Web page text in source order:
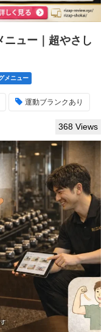
ニュー｜超やさし
メニュー
運動ブランクあり
368 Views